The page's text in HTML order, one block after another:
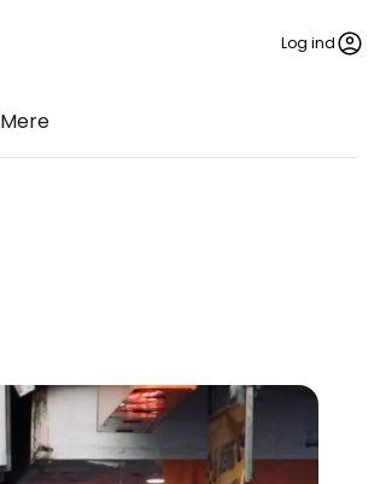
Log ind
Mere